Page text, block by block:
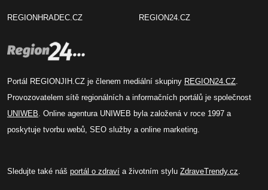
REGIONHRADEC.CZ REGION24.CZ
Portál REGIONJIH.CZ je členem mediální skupiny REGION24.CZ.
Provozovatelem sítě regionálních a informačních portálů je společnost
UNIWEB. Online agentura UNIWEB byla založená v roce 1997 a
poskytuje tvorbu webů, SEO služby a online marketing.
Sledujte také náš portál o zdraví a životním stylu ZdraveTrendy.cz.